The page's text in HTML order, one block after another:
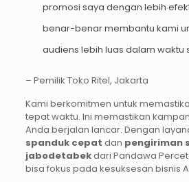
promosi saya dengan lebih
benar-benar membantu kami
audiens lebih luas dalam waktu
– Pemilik Toko Ritel, Jakarta
Kami berkomitmen untuk
tepat waktu. Ini memastikan
Anda berjalan lancar. Dengan
spanduk cepat dan pengiriman
jabodetabekdari Pandawa
bisa fokus pada kesuksesan bisnis